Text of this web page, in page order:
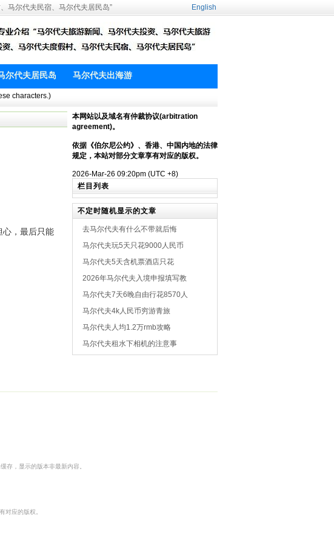
马尔代夫民宿、马尔代夫居民岛” English
尔代夫居民岛 马尔代夫出海游
characters.)
心，最后只能
本网站以及域名有仲裁协议(arbitration
agreement)。
依据《伯尔尼公约》、香港、中国内地的法律
规定，本站对部分文章享有对应的版权。
2026-Mar-26 09:20pm (UTC +8)
栏目列表
不定时随机显示的文章
去马尔代夫有什么不带就后悔
马尔代夫玩5天只花9000人民币
马尔代夫5天含机票酒店只花
2026年马尔代夫入境申报填写教
马尔代夫7天6晚自由行花8570人
马尔代夫4k人民币穷游青旅
马尔代夫人均1.2万rmb攻略
马尔代夫租水下相机的注意事
，显示的版本非最新内容。
对应的版权。